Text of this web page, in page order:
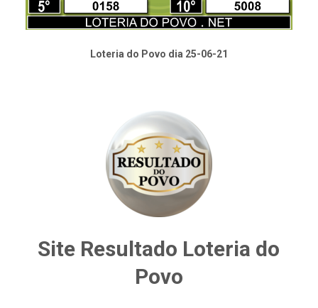
Loteria do Povo dia 25-06-21
Site Resultado Loteria do
Povo